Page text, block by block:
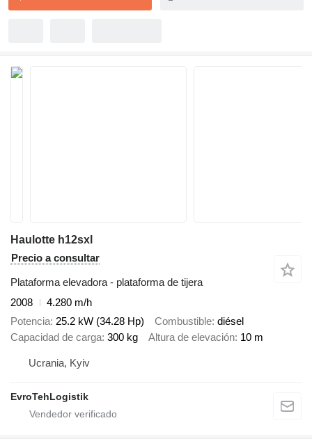
Haulotte h12sxl
Precio a consultar
Plataforma elevadora - plataforma de tijera
2008
4.280 m/h
Potencia 25.2 kW (34.28 Hp) Combustible diésel
Capacidad de carga 300 kg Altura de elevación 10 m
Ucrania, Kyiv
EvroTehLogistik